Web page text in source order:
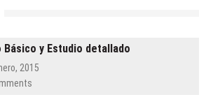
Básico y Estudio detallado
2015